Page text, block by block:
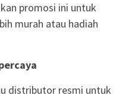
promosi ini untuk
murah atau hadiah
distributor resmi untuk